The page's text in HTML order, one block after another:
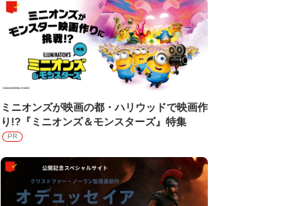
ミニオンズが映画の都・ハリウッドで映画作
り!?『ミニオンズ＆モンスターズ』特集
PR